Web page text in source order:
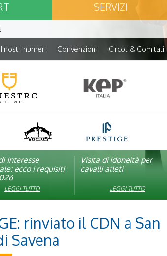
SERVIZI
I nostri numeri Convenzioni Circoli & Comitati
Interesse
ecco i requisiti
LEGGI TUTTO
Visita di idoneità per
cavalli atleti
LEGGI TUTTO
la FISE: al via
edizione
solidale della
Italiana Sport
LEGGI TUTTO
Studente Atleta di alto
livello: pubblicato il bando
2025/2026LEGGI TUTTO
rinviato il CDN a San
Savena